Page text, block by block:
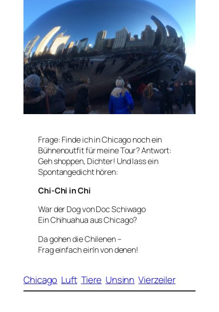
Frage: Finde ich in Chicago noch ein
Bühnenoutfit für meine Tour? Antwort:
Geh shoppen, Dichter! Und lass ein
Spontangedicht hören:
Chi-Chi in Chi
War der Dog von Doc Schiwago
Ein Chihuahua aus Chicago?
Da gohen die Chilenen –
Frag einfach ein’n von denen!
Chicago Luft Tiere Unsinn Vierzeiler